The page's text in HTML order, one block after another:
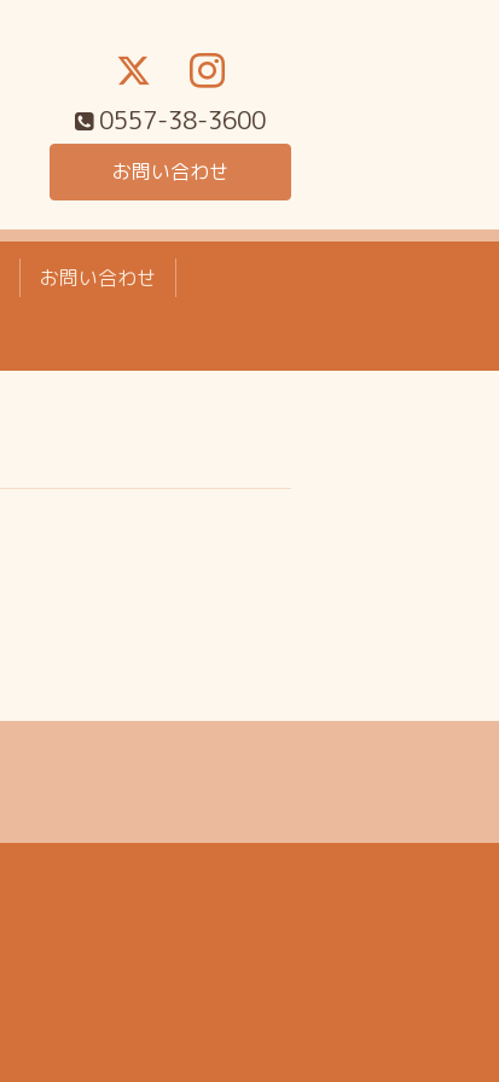
0557-38-3600
お問い合わせ
お問い合わせ